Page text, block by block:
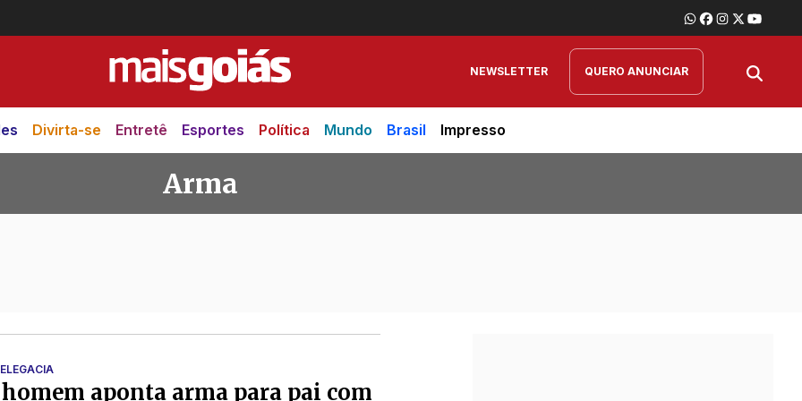
NEWSLETTER QUERO ANUNCIAR
Divirta-se Entretê Esportes Política Mundo Brasil Impresso
Arma
aponta arma para pai com